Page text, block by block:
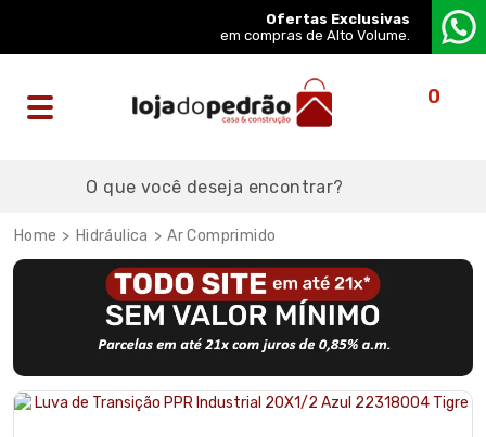
Ofertas Exclusivas
em compras de Alto Volume.
0
Hidráulica Ar Comprimido